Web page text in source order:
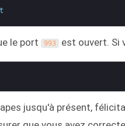
le port 993 est ouvert. Si
jusqu'à présent,